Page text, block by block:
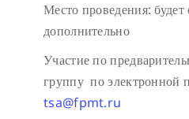
Место проведения: будет
дополнительно
Участие по
группу по электронной
tsa@fpmt.ru